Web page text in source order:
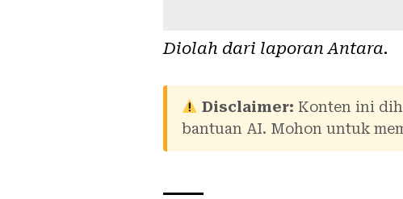
Diolah dari laporanAntara.
Disclaimer: Konten ini
bantuan AI. Mohon untuk